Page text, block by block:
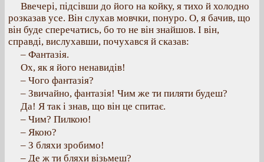
Ввечері, підсівши до його на койку, я тихо й холодно
розказав усе. Він слухав мовчки, понуро. О, я бачив, що
він буде сперечатись, бо то не він знайшов. І він,
справді, вислухавши, почухався й сказав:
– Фантазія.
Ох, як я його ненавидів!
– Чого фантазія?
– Звичайно, фантазія! Чим же ти пиляти будеш?
Да! Я так і знав, що він це спитає.
– Чим? Пилкою!
– Якою?
– З бляхи зробимо!
– Де ж ти бляхи візьмеш?